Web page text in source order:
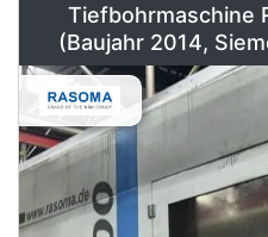
Tiefbohrmaschine
(Baujahr 2014,